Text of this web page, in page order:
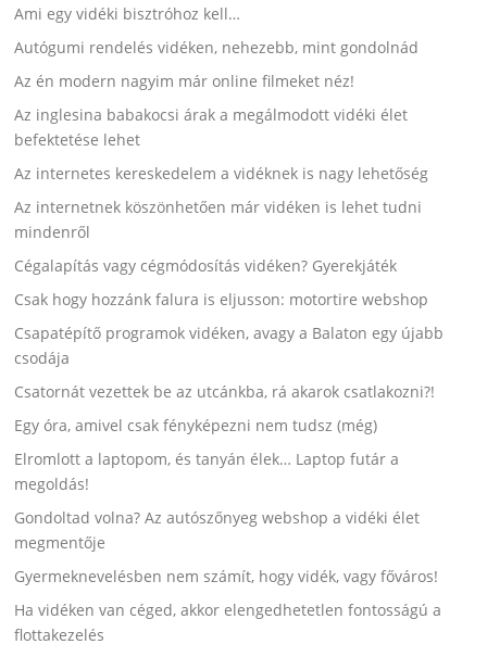
Ami egy vidéki bisztróhoz kell…
Autógumi rendelés vidéken, nehezebb, mint gondolnád
Az én modern nagyim már online filmeket néz!
Az inglesina babakocsi árak a megálmodott vidéki élet
befektetése lehet
Az internetes kereskedelem a vidéknek is nagy lehetőség
Az internetnek köszönhetően már vidéken is lehet tudni
mindenről
Cégalapítás vagy cégmódosítás vidéken? Gyerekjáték
Csak hogy hozzánk falura is eljusson: motortire webshop
Csapatépítő programok vidéken, avagy a Balaton egy újabb
csodája
Csatornát vezettek be az utcánkba, rá akarok csatlakozni?!
Egy óra, amivel csak fényképezni nem tudsz (még)
Elromlott a laptopom, és tanyán élek… Laptop futár a
megoldás!
Gondoltad volna? Az autószőnyeg webshop a vidéki élet
megmentője
Gyermeknevelésben nem számít, hogy vidék, vagy főváros!
Ha vidéken van céged, akkor elengedhetetlen fontosságú a
flottakezelés